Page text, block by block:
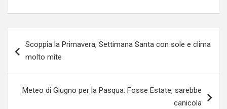
articoli
Scoppia la Primavera, Settimana Santa con sole e clima
molto mite
Meteo di Giugno per la Pasqua. Fosse Estate, sarebbe
canicola